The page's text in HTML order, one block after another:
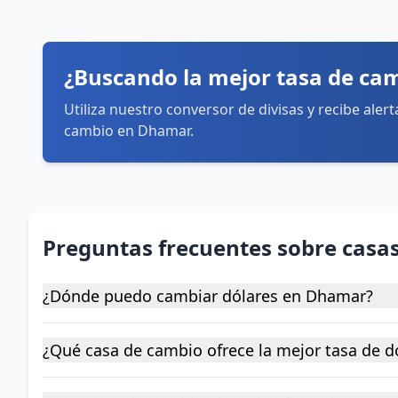
¿Buscando la mejor tasa de
Utiliza nuestro conversor de divisas y recibe
cambio en Dhamar.
Preguntas frecuentes sobre
¿Dónde puedo cambiar dólares en Dhamar?
¿Qué casa de cambio ofrece la mejor tasa de